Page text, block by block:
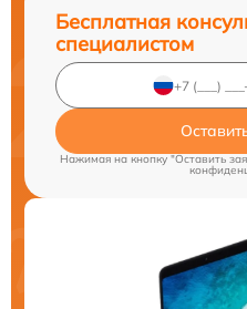
Бесплатная
специалистом
Нажимая на кнопку "Оставить